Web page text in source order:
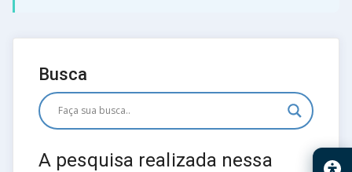
Busca
A pesquisa realizada nessa